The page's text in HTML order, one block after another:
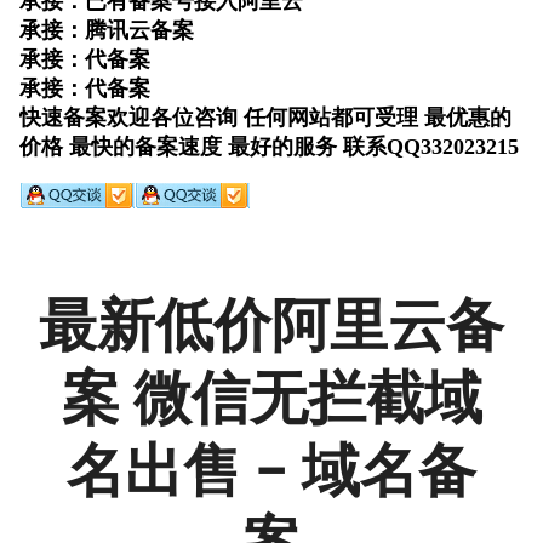
最新低价阿里云备
案 微信无拦截域
名出售 – 域名备